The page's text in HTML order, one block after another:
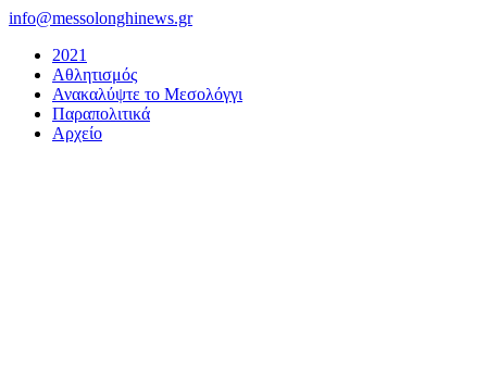
Μετάβαση
περιεχόμενο
info@messolonghinews.gr
2021
Αθλητισμός
Ανακαλύψτε το Μεσολόγγι
Παραπολιτικά
Αρχείο